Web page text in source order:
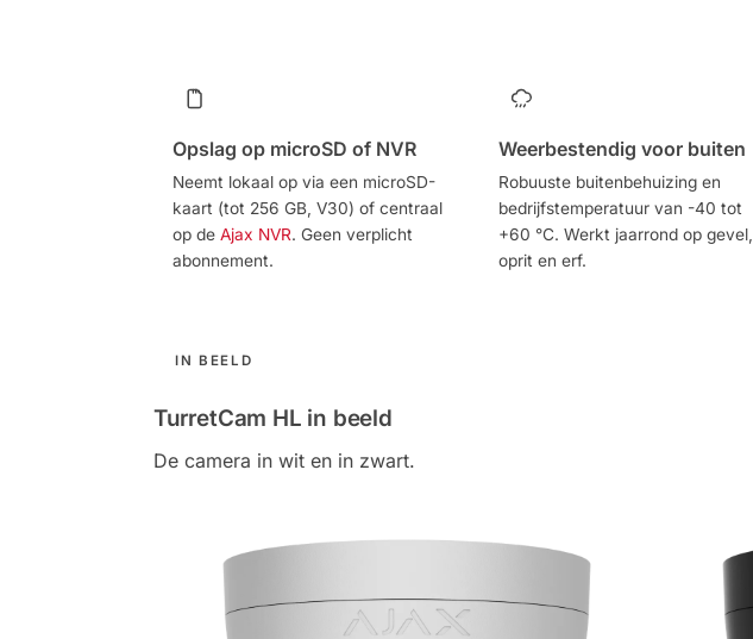
Opslag op microSD of NVR
Neemt lokaal op via een microSD-
kaart (tot 256 GB, V30) of centraal
op de Ajax NVR. Geen verplicht
abonnement.
Weerbestendig voor buiten
Robuuste buitenbehuizing en
bedrijfstemperatuur van -40 tot
+60 °C. Werkt jaarrond op gevel,
oprit en erf.
IN BEELD
TurretCam HL in beeld
De camera in wit en in zwart.